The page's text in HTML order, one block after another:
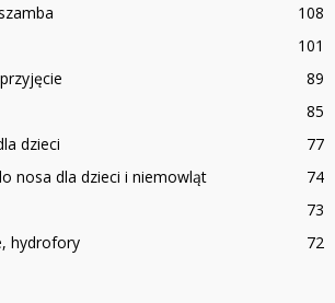
108
101
89
85
dzieci
77
nosa dla dzieci i niemowląt
74
73
hydrofory
72